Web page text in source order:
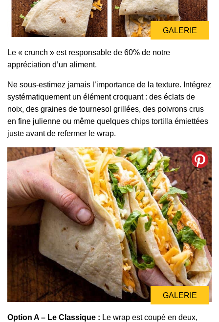
GALERIE
Le « crunch » est responsable de 60% de notre
appréciation d’un aliment.
Ne sous-estimez jamais l’importance de la texture. Intégrez
systématiquement un élément croquant : des éclats de
noix, des graines de tournesol grillées, des poivrons crus
en fine julienne ou même quelques chips tortilla émiettées
juste avant de refermer le wrap.
GALERIE
Option A – Le Classique : Le wrap est coupé en deux,